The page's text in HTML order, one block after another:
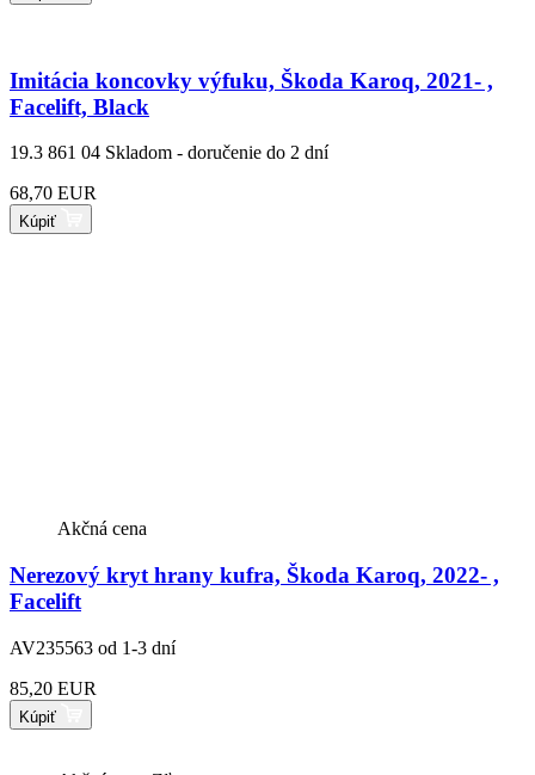
Imitácia koncovky výfuku, Škoda Karoq, 2021- ,
Facelift, Black
19.3 861 04 Skladom - doručenie do 2 dní
68,70 EUR
Kúpiť
Akčná cena
Nerezový kryt hrany kufra, Škoda Karoq, 2022- ,
Facelift
AV235563 od 1-3 dní
85,20 EUR
Kúpiť